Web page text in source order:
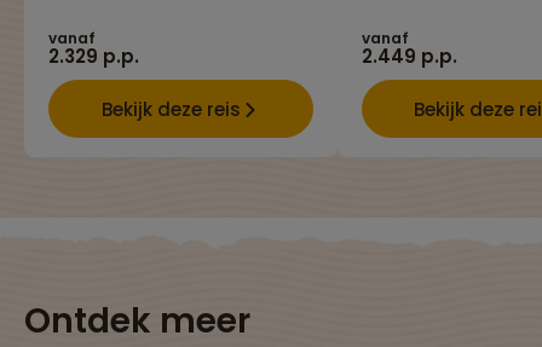
vanaf
2.329 p.p.
Bekijk deze reis
vanaf
2.449 p.p.
Bekijk deze
Ontdek meer